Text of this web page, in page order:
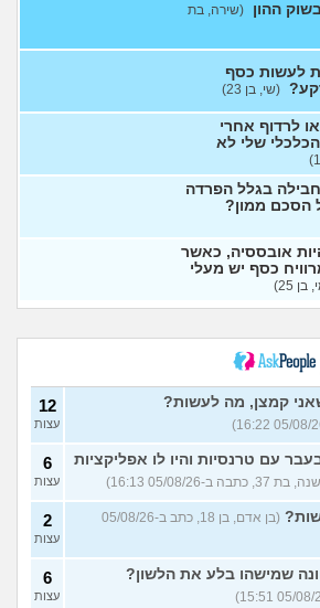
1
ונקלעה
6
את
בת
0
מבחינת
בן 31)
1
יכול
בן
עצות
(Lisa,
על ידי
4
עצות
זה
(אוהב לבזבז,
4
עצות
הקרן
9
עצות
הגיוני? 4
ההון (שירה, בת
לעשות כסף
(שי, בן 23)
לרדוף אחרי
שלי לא
בגלל הפרדה
הסכם ממון?
אובססיה, כאשר
כסף יש מעלי
25)
קמצן, מה לעשות? 12
עצות
בעבר עם טרנסיות והיו לו אפליקציות
כתבה ב-05/08/26 16:13)
6
עצות
(בן אדם, בן 18, כתב ב-05/08/26
2
עצות
שמישהו בלע את הלשון? 6
עצות